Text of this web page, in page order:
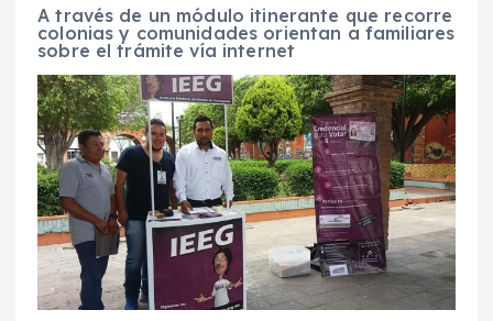
A través de un módulo itinerante que recorre
colonias y comunidades orientan a familiares
sobre el trámite vía internet